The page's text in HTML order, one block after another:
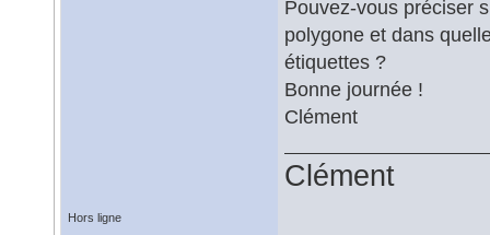
Pouvez-vous préciser
polygone et dans
étiquettes ?
Bonne journée !
Clément
Clément
Hors ligne